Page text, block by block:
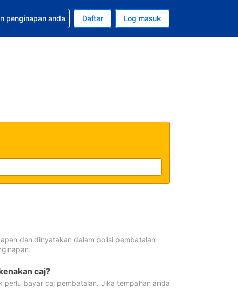
semasa anda adalah Ringgit Malaysia
semasa anda adalah Bahasa Malaysia
bagi tempahan anda
penginapan anda Daftar Log masuk
dan dinyatakan dalam polisi pembatalan
caj?
bayar caj pembatalan. Jika tempahan anda